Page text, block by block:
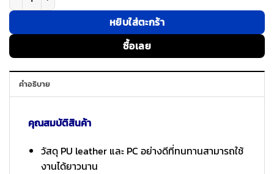
หยิบใส่ตะกร้า
ซื้อเลย
คำอธิบาย
คุณสมบัติสินค้า
วัสดุ PU leather และ PC อย่างดีที่ทนทานสามารถใช้
งานได้ยาวนาน